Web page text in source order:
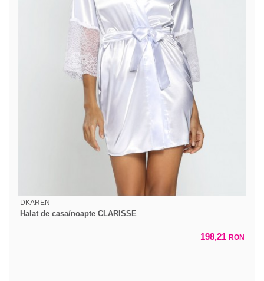
DKAREN
Halat de casa/noapte CLARISSE
198,21 RON